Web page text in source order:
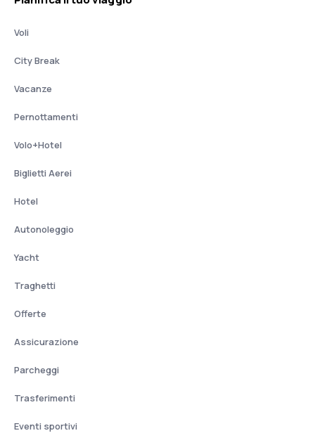
Voli
City Break
Vacanze
Pernottamenti
Volo+Hotel
Biglietti Aerei
Hotel
Autonoleggio
Yacht
Traghetti
Offerte
Assicurazione
Parcheggi
Trasferimenti
Eventi sportivi